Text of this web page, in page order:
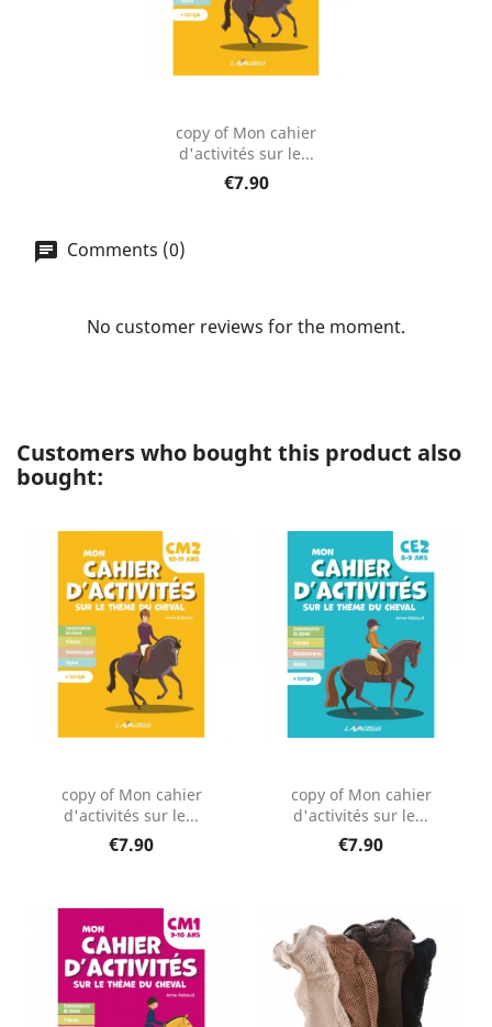
copy of Mon cahier
d'activités sur le...
€7.90
Comments (0)
No customer reviews for the moment.
Customers who bought this product also
bought:
copy of Mon cahier
d'activités sur le...
€7.90
copy of Mon cahier
d'activités sur le...
€7.90